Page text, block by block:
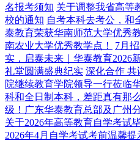
名报考须知 关于调整我省高等
校的通知 自考本科去考公，和
泰教育荣获华南师范大学优秀
南农业大学优秀教学点！
7月
实，启泰未来｜华泰教育2026
礼堂圆满盛典纪实 深化合作 共
院继续教育学院领导一行莅临
科和全日制本科，差距真有那
级！广东华泰教育总部及广州
关于2026年高等教育自学考试
2026年4月自学考试考前温馨提